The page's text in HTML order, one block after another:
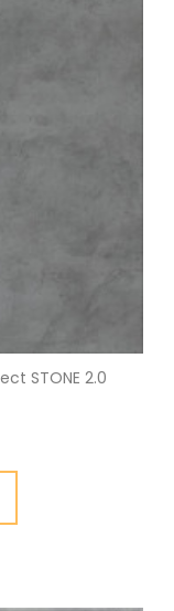
STONE 2.0